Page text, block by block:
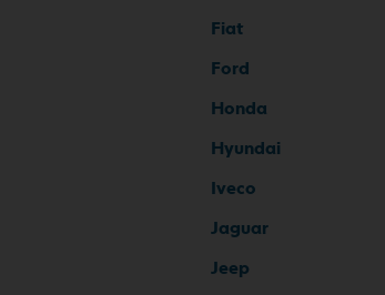
Fiat
Ford
Honda
Hyundai
Iveco
Jaguar
Jeep